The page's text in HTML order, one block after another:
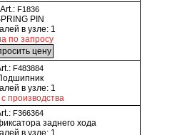
Art.: F1836
PIN
в узле: 1
по запросу
F483884
в узле: 1
производства
F366364
заднего хода
в узле: 1